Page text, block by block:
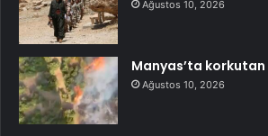
Ağustos 10, 2026
Manyas’ta korkutan
Ağustos 10, 2026